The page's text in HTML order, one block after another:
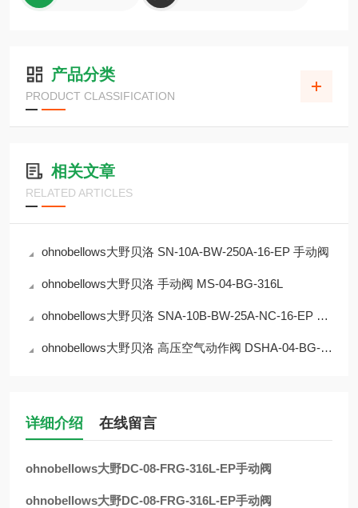
产品分类
PRODUCT CLASSIFICATION
相关文章
RELATED ARTICLES
ohnobellows大野贝洛 SN-10A-BW-250A-16-EP 手动阀
ohnobellows大野贝洛 手动阀 MS-04-BG-316L
ohnobellows大野贝洛 SNA-10B-BW-25A-NC-16-EP 手动阀
ohnobellows大野贝洛 高压空气动作阀 DSHA-04-BG-NC-316L-EP 华北
详细介绍 在线留言
ohnobellows大野DC-08-FRG-316L-EP手动阀
ohnobellows大野DC-08-FRG-316L-EP手动阀